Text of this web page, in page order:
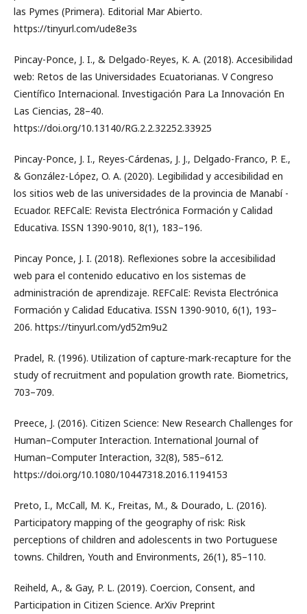
las Pymes (Primera). Editorial Mar Abierto.
https://tinyurl.com/ude8e3s
Pincay-Ponce, J. I., & Delgado-Reyes, K. A. (2018). Accesibilidad
web: Retos de las Universidades Ecuatorianas. V Congreso
Científico Internacional. Investigación Para La Innovación En
Las Ciencias, 28–40.
https://doi.org/10.13140/RG.2.2.32252.33925
Pincay-Ponce, J. I., Reyes-Cárdenas, J. J., Delgado-Franco, P. E.,
& González-López, O. A. (2020). Legibilidad y accesibilidad en
los sitios web de las universidades de la provincia de Manabí -
Ecuador. REFCalE: Revista Electrónica Formación y Calidad
Educativa. ISSN 1390-9010, 8(1), 183–196.
Pincay Ponce, J. I. (2018). Reflexiones sobre la accesibilidad
web para el contenido educativo en los sistemas de
administración de aprendizaje. REFCalE: Revista Electrónica
Formación y Calidad Educativa. ISSN 1390-9010, 6(1), 193–
206. https://tinyurl.com/yd52m9u2
Pradel, R. (1996). Utilization of capture-mark-recapture for the
study of recruitment and population growth rate. Biometrics,
703–709.
Preece, J. (2016). Citizen Science: New Research Challenges for
Human–Computer Interaction. International Journal of
Human–Computer Interaction, 32(8), 585–612.
https://doi.org/10.1080/10447318.2016.1194153
Preto, I., McCall, M. K., Freitas, M., & Dourado, L. (2016).
Participatory mapping of the geography of risk: Risk
perceptions of children and adolescents in two Portuguese
towns. Children, Youth and Environments, 26(1), 85–110.
Reiheld, A., & Gay, P. L. (2019). Coercion, Consent, and
Participation in Citizen Science. ArXiv Preprint